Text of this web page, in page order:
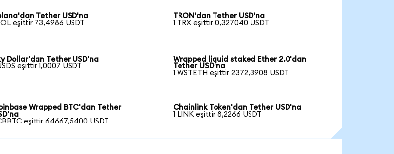
Tether USD'na
eşittir 73,4986 USDT
TRON'dan Tether USD'na
1 TRX eşittir 0,327040 USDT
Dollar'dan Tether USD'na
eşittir 1,0007 USDT
Wrapped liquid staked Ether 2.0'dan
Tether USD'na
1 WSTETH eşittir 2372,3908 USDT
Wrapped BTC'dan Tether
eşittir 64667,5400 USDT
Chainlink Token'dan Tether USD'na
1 LINK eşittir 8,2266 USDT